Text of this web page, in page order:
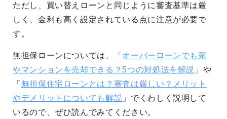
ただし、買い替えローンと同じように審査基準は厳
しく、金利も高く設定されている点に注意が必要で
す。
無担保ローンについては、「 オーバーローンでも家
やマンションを売却できる？5つの対処法を解説 」や
「 無担保住宅ローンとは？審査は厳しい？メリット
やデメリットについても解説 」でくわしく説明して
いるので、ぜひ読んでみてください。